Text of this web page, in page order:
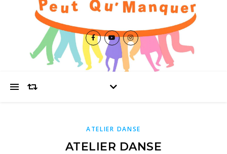
ATELIER DANSE
ATELIER DANSE